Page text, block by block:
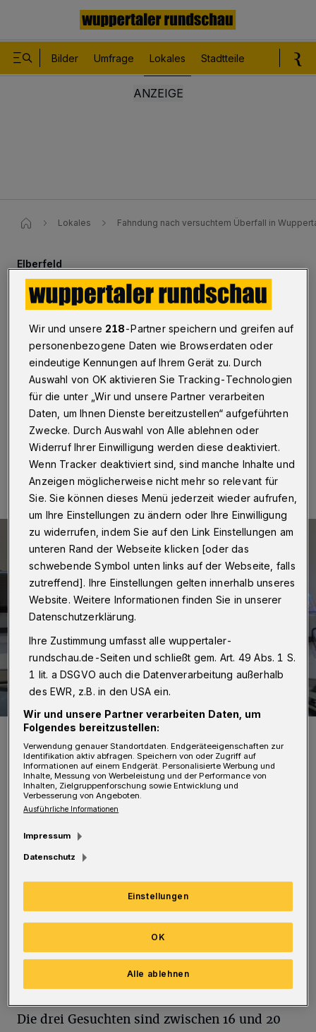
Bilder Umfrage Lokales Stadtteile
Lokales Fahndung nach versuchtem Überfall​ in
Elberfeld
Fahndung nach versuchtem
Überfall
Wuppertal
Drei unbekannte Täter haben am
vergangenen Donnerstag (10. November 2022) gegen
22:30 Uhr versucht, auf der Ronsdorfer Straße zwei
20-jährige Männer auszurauben.
Eine Minute Lesezeit
Symbolbild.
Foto: Christoph Petersen
N achdem die beiden einen Kiosk
verlassen hatten, wurden sie von den
Tätern angesprochen und aufgefordert,
Bargeld herauszugeben. Außerdem wurde
einer geschlagen. Sie flüchteten zurück zum
Kiosk und kontaktierten die Polizei. Die Täter
entfernten sich in Richtung Wolkenburg.
Die drei Gesuchten sind zwischen 16 und 20
Wir und unsere 218-Partner speichern und greifen auf
personenbezogene Daten wie Browserdaten oder
eindeutige Kennungen auf Ihrem Gerät zu. Durch
Auswahl von OK aktivieren Sie Tracking-Technologien
für die unter „Wir und unsere Partner verarbeiten
Daten, um Ihnen Dienste bereitzustellen“ aufgeführten
Zwecke. Durch Auswahl von Alle ablehnen oder
Widerruf Ihrer Einwilligung werden diese deaktiviert.
Wenn Tracker deaktiviert sind, sind manche Inhalte und
Anzeigen möglicherweise nicht mehr so relevant für
Sie. Sie können dieses Menü jederzeit wieder aufrufen,
um Ihre Einstellungen zu ändern oder Ihre Einwilligung
zu widerrufen, indem Sie auf den Link Einstellungen am
unteren Rand der Webseite klicken [oder das
schwebende Symbol unten links auf der Webseite, falls
zutreffend]. Ihre Einstellungen gelten innerhalb unseres
Website. Weitere Informationen finden Sie in unserer
Datenschutzerklärung.
Ihre Zustimmung umfasst alle wuppertaler-
rundschau.de-Seiten und schließt gem. Art. 49 Abs. 1 S.
1 lit. a DSGVO auch die Datenverarbeitung außerhalb
des EWR, z.B. in den USA ein.
Wir und unsere Partner verarbeiten Daten, um
Folgendes bereitzustellen:
Verwendung genauer Standortdaten. Endgeräteeigenschaften zur
Identifikation aktiv abfragen. Speichern von oder Zugriff auf
Informationen auf einem Endgerät. Personalisierte Werbung und
Inhalte, Messung von Werbeleistung und der Performance von
Inhalten, Zielgruppenforschung sowie Entwicklung und
Verbesserung von Angeboten.
Ausführliche Informationen
Impressum
Datenschutz
Einstellungen
Alle ablehnen
OK